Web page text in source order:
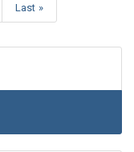
Last »